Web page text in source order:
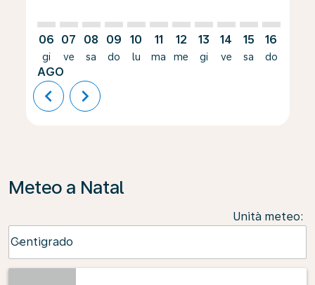
06
gi
AGO
07
ve
08
sa
09
do
10
lu
11
ma
12
me
13
gi
14
ve
15
sa
16
do
chevron_left chevron_right
Meteo a Natal
Unità meteo:
Centigrado
keyboard_arrow_down